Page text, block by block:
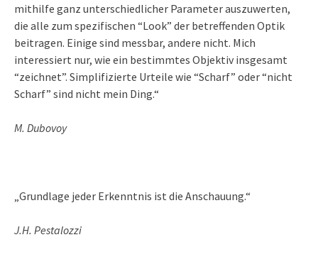
mithilfe ganz unterschiedlicher Parameter auszuwerten,
die alle zum spezifischen “Look” der betreffenden Optik
beitragen. Einige sind messbar, andere nicht. Mich
interessiert nur, wie ein bestimmtes Objektiv insgesamt
“zeichnet”. Simplifizierte Urteile wie “Scharf” oder “nicht
Scharf” sind nicht mein Ding.“
M. Dubovoy
„Grundlage jeder Erkenntnis ist die Anschauung.“
J.H. Pestalozzi